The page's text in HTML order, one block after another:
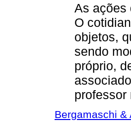
As ações
O
objetos,
sendo
próprio,
professor
Bergamaschi &